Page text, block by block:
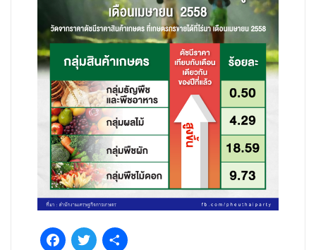
FacebookTwitter